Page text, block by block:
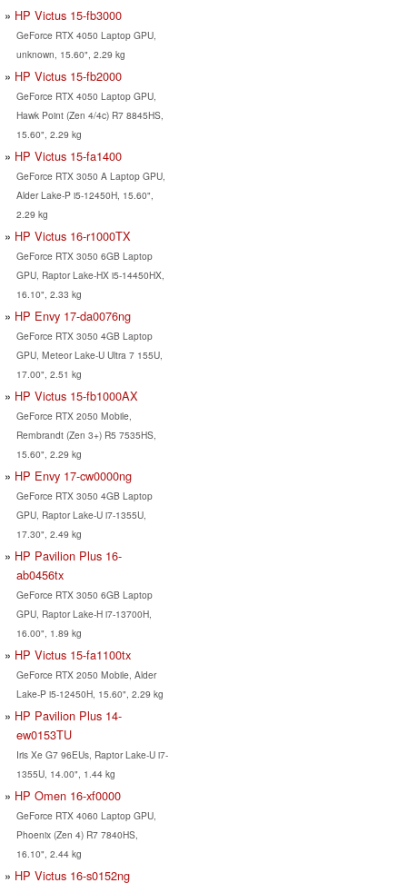
HP Victus 15-fb3000
GeForce RTX 4050 Laptop GPU,
unknown, 15.60", 2.29 kg
HP Victus 15-fb2000
GeForce RTX 4050 Laptop GPU,
Hawk Point (Zen 4/4c) R7 8845HS,
15.60", 2.29 kg
HP Victus 15-fa1400
GeForce RTX 3050 A Laptop GPU,
Alder Lake-P i5-12450H, 15.60",
2.29 kg
HP Victus 16-r1000TX
GeForce RTX 3050 6GB Laptop
GPU, Raptor Lake-HX i5-14450HX,
16.10", 2.33 kg
HP Envy 17-da0076ng
GeForce RTX 3050 4GB Laptop
GPU, Meteor Lake-U Ultra 7 155U,
17.00", 2.51 kg
HP Victus 15-fb1000AX
GeForce RTX 2050 Mobile,
Rembrandt (Zen 3+) R5 7535HS,
15.60", 2.29 kg
HP Envy 17-cw0000ng
GeForce RTX 3050 4GB Laptop
GPU, Raptor Lake-U i7-1355U,
17.30", 2.49 kg
HP Pavilion Plus 16-
ab0456tx
GeForce RTX 3050 6GB Laptop
GPU, Raptor Lake-H i7-13700H,
16.00", 1.89 kg
HP Victus 15-fa1100tx
GeForce RTX 2050 Mobile, Alder
Lake-P i5-12450H, 15.60", 2.29 kg
HP Pavilion Plus 14-
ew0153TU
Iris Xe G7 96EUs, Raptor Lake-U i7-
1355U, 14.00", 1.44 kg
HP Omen 16-xf0000
GeForce RTX 4060 Laptop GPU,
Phoenix (Zen 4) R7 7840HS,
16.10", 2.44 kg
HP Victus 16-s0152ng